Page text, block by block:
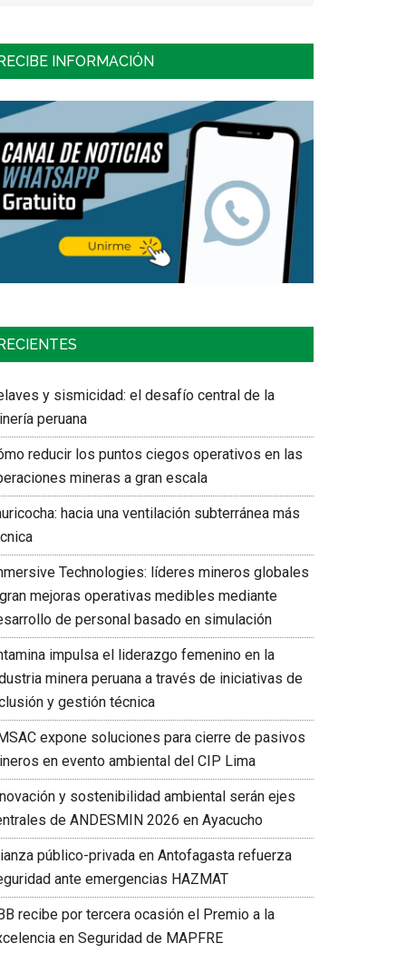
INFORMACIÓN
RECIENTES
y sismicidad: el desafío central de la
peruana
reducir los puntos ciegos operativos en las
mineras a gran escala
hacia una ventilación subterránea más
Technologies: líderes mineros globales
mejoras operativas medibles mediante
de personal basado en simulación
impulsa el liderazgo femenino en la
minera peruana a través de iniciativas de
y gestión técnica
expone soluciones para cierre de pasivos
en evento ambiental del CIP Lima
y sostenibilidad ambiental serán ejes
de ANDESMIN 2026 en Ayacucho
público-privada en Antofagasta refuerza
ante emergencias HAZMAT
recibe por tercera ocasión el Premio a la
en Seguridad de MAPFRE